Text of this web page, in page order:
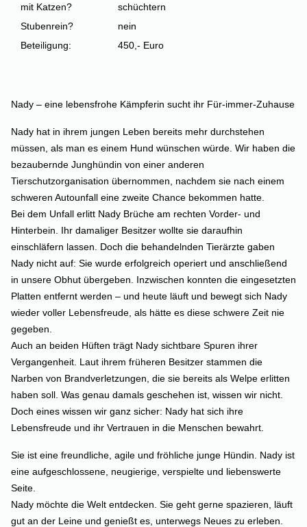
mit Katzen?
schüchtern
Stubenrein?
nein
Beteiligung:
450,- Euro
Nady – eine lebensfrohe Kämpferin sucht ihr Für-immer-Zuhause
Nady hat in ihrem jungen Leben bereits mehr durchstehen
müssen, als man es einem Hund wünschen würde. Wir haben die
bezaubernde Junghündin von einer anderen
Tierschutzorganisation übernommen, nachdem sie nach einem
schweren Autounfall eine zweite Chance bekommen hatte.
Bei dem Unfall erlitt Nady Brüche am rechten Vorder- und
Hinterbein. Ihr damaliger Besitzer wollte sie daraufhin
einschläfern lassen. Doch die behandelnden Tierärzte gaben
Nady nicht auf: Sie wurde erfolgreich operiert und anschließend
in unsere Obhut übergeben. Inzwischen konnten die eingesetzten
Platten entfernt werden – und heute läuft und bewegt sich Nady
wieder voller Lebensfreude, als hätte es diese schwere Zeit nie
gegeben.
Auch an beiden Hüften trägt Nady sichtbare Spuren ihrer
Vergangenheit. Laut ihrem früheren Besitzer stammen die
Narben von Brandverletzungen, die sie bereits als Welpe erlitten
haben soll. Was genau damals geschehen ist, wissen wir nicht.
Doch eines wissen wir ganz sicher: Nady hat sich ihre
Lebensfreude und ihr Vertrauen in die Menschen bewahrt.
Sie ist eine freundliche, agile und fröhliche junge Hündin. Nady ist
eine aufgeschlossene, neugierige, verspielte und liebenswerte
Seite.
Nady möchte die Welt entdecken. Sie geht gerne spazieren, läuft
gut an der Leine und genießt es, unterwegs Neues zu erleben.